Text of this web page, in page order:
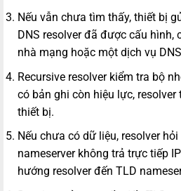
Nếu vẫn chưa tìm thấy, thiết bị
DNS resolver đã được cấu hình,
nhà mạng hoặc một dịch vụ
Recursive resolver kiểm tra bộ
có bản ghi còn hiệu lực, resolver
thiết bị.
Nếu chưa có dữ liệu, resolver
nameserver không trả trực tiếp
hướng resolver đến TLD